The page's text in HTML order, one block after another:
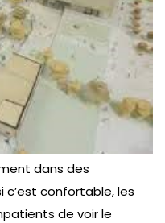
dans des
c’est confortable, les
de voir le